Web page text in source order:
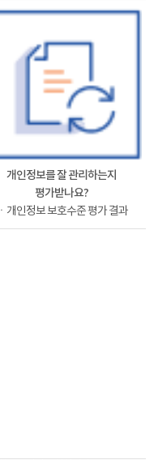
개인정보를 잘 관리하는지
평가받나요?
ㆍ개인정보 보호수준 평가 결과